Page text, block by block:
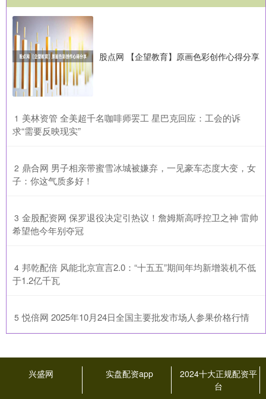
股点网 【企望教育】原画色彩创作心得分享
1 ​美林资管 全美超千名咖啡师罢工 星巴克回应：工会的诉
求“需要反映现实”
2 ​鼎合网 男子相亲带蜜雪冰城被嫌弃，一见豪车态度大变，女
子：你这气质多好！
3 ​金股配资网 保罗退役决定引热议！詹姆斯高呼控卫之神 雷帅
希望他今年别夺冠
4 ​邦乾配倍 风能北京宣言2.0：“十五五”期间年均新增装机不低
于1.2亿千瓦
5 ​悦倍网 2025年10月24日全国主要批发市场人参果价格行情
兴盛网 实盘配资app
2024十大正规配资平
台